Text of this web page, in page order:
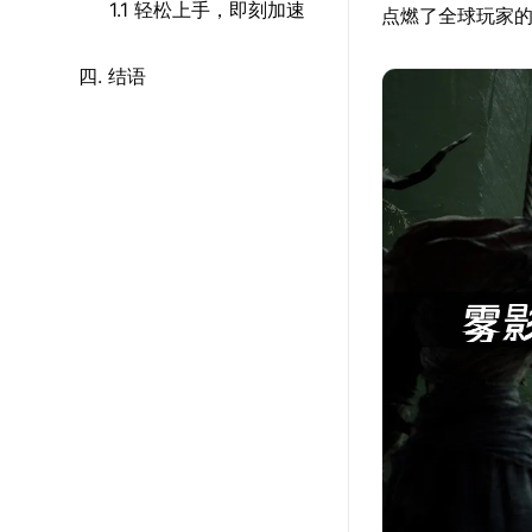
1.1 轻松上手，即刻加速
四. 结语
点燃了全球玩家